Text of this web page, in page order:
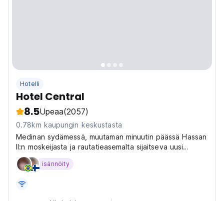
Hotelli
Hotel Central
8.5Upeaa(2057)
0.78km kaupungin keskustasta
Medinan sydämessä, muutaman minuutin päässä Hassan
II:n moskeijasta ja rautatieasemalta sijaitseva uusi
kunnostettu Htel Central takaa ainutlaatuisen ja
rentouttavan ilmapiirin.
isännöity